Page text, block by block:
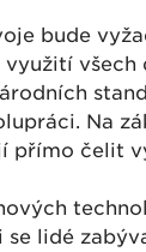
bude
Na
přímo čelit
lidé